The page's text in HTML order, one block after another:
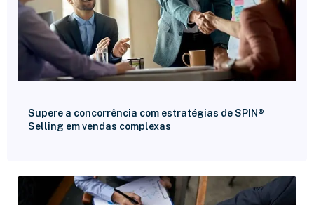
Supere a concorrência com estratégias de SPIN®
Selling em vendas complexas